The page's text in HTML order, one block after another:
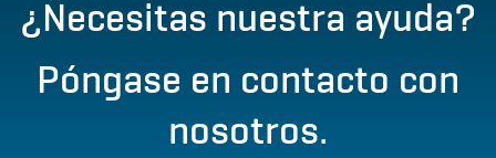
¿Necesitas nuestra ayuda?
Póngase en contacto con
nosotros.